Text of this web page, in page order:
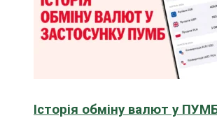
Історія обміну валют у